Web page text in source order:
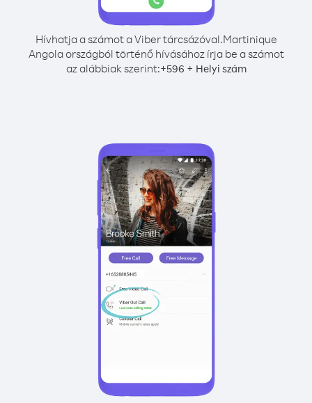
Hívhatja a számot a Viber tárcsázóval.Martinique
Angola országból történő hívásához írja be a számot
az alábbiak szerint:+596 + Helyi szám